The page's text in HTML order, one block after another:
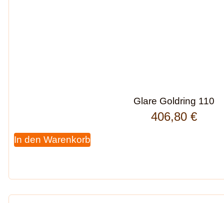
Glare Goldring 110
406,80 €
In den Warenkorb